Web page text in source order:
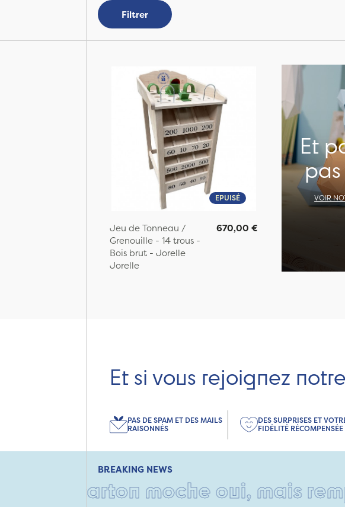
Filtrer
EPUISÉ
Jeu de Tonneau /
Grenouille - 14 trous -
Bois brut - Jorelle
Jorelle
670,00 €
Et
pas
VOIR
Et si vous rejoignez
PAS DE SPAM ET DES MAILS
RAISONNÉS
DES SURPRISES ET
FIDÉLITÉ RÉCOMPENSÉE
BREAKING NEWS
carton moche oui, mais rempli